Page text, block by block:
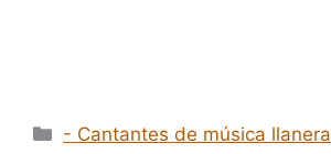
Categorías
- Cantantes de música llanera